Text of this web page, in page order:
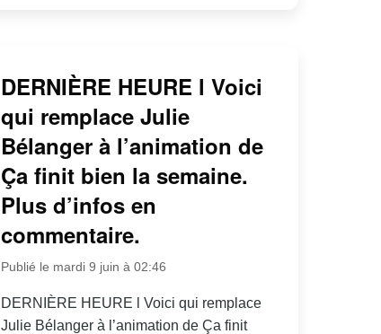
DERNIÈRE HEURE l Voici
qui remplace Julie
Bélanger à l’animation de
Ça finit bien la semaine.
Plus d’infos en
commentaire.
Publié le mardi 9 juin à 02:46
DERNIÈRE HEURE l Voici qui remplace
Julie Bélanger à l’animation de Ça finit